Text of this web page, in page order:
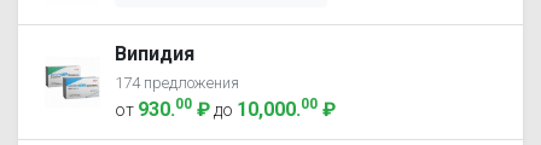
Випидия
174 предложения
от 930.00 ₽ до 10,000.00 ₽